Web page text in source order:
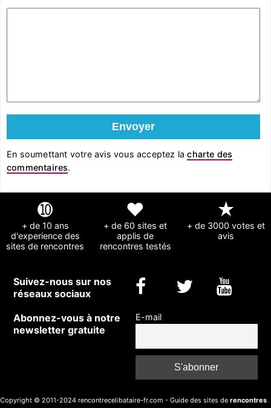
En soumettant votre avis vous acceptez lacharte des
commentaires.
➓
+ de 10 ans
d'experience des
sites de rencontres
❤
+ de 60 sites et
applis de
rencontres testés
★
+ de 3000 votes et
avis
Suivez-nous sur nos
réseaux sociaux
Abonnez-vous à notre
newsletter gratuite
E-mail
Copyright © 2011-2024 rencontrecelibataire-fr.com - Guide des sites de rencontres